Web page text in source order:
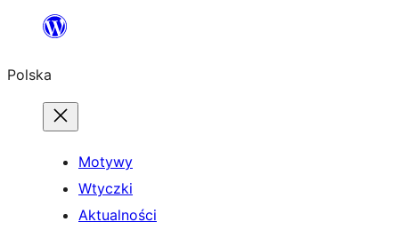
Przejdź
treści
Polska
Motywy
Wtyczki
Aktualności